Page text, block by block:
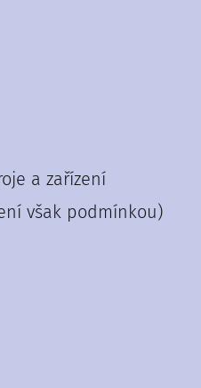
a zařízení
však podmínkou)